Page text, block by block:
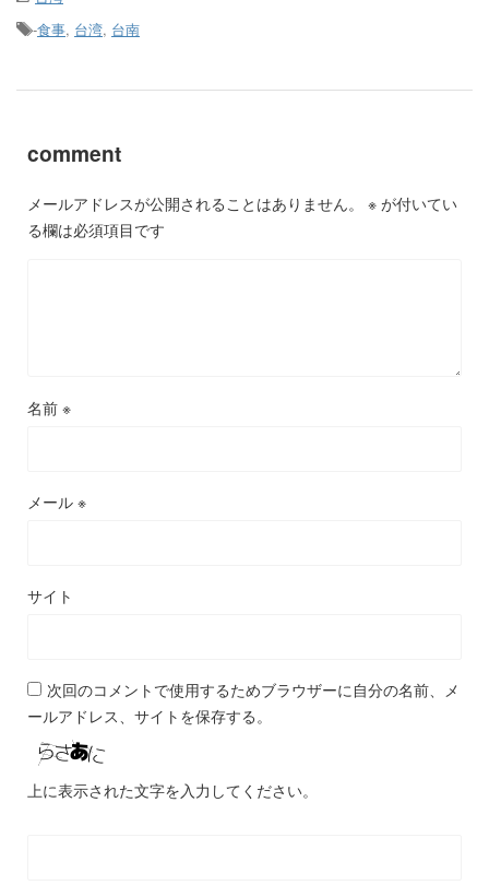
-食事, 台湾, 台南
comment
メールアドレスが公開されることはありません。 ※ が付いてい
る欄は必須項目です
名前 ※
メール ※
サイト
次回のコメントで使用するためブラウザーに自分の名前、メ
ールアドレス、サイトを保存する。
上に表示された文字を入力してください。